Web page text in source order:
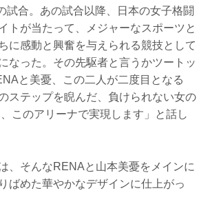
試合。あの試合以降、日本の女子格闘
トが当たって、メジャーなスポーツと
に感動と興奮を与えられる競技として
なった。その先駆者と言うかツートッ
と美憂、この二人が二度目となる
ステップを睨んだ、負けられない女の
このアリーナで実現します」と話し
、そんなRENAと山本美憂をメインに
ばめた華やかなデザインに仕上がっ